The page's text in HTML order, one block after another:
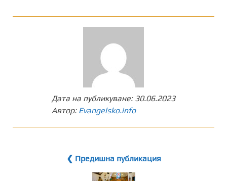
Дата на публикуване: 30.06.2023
Автор: Evangelsko.info
❮ Предишна публикация